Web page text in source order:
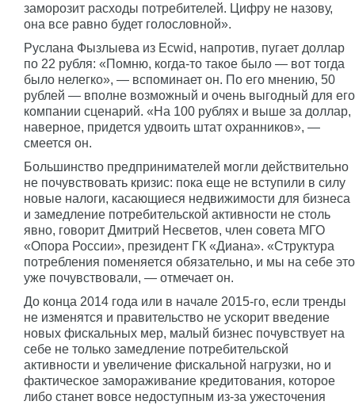
заморозит расходы потребителей. Цифру не назову,
она все равно будет голословной».
Руслана Фызлыева из Ecwid, напротив, пугает доллар
по 22 рубля: «Помню, когда-то такое было — вот тогда
было нелегко», — вспоминает он. По его мнению, 50
рублей — вполне возможный и очень выгодный для его
компании сценарий. «На 100 рублях и выше за доллар,
наверное, придется удвоить штат охранников», —
смеется он.
Большинство предпринимателей могли действительно
не почувствовать кризис: пока еще не вступили в силу
новые налоги, касающиеся недвижимости для бизнеса
и замедление потребительской активности не столь
явно, говорит Дмитрий Несветов, член совета МГО
«Опора России», президент ГК «Диана». «Структура
потребления поменяется обязательно, и мы на себе это
уже почувствовали, — отмечает он.
До конца 2014 года или в начале 2015-го, если тренды
не изменятся и правительство не ускорит введение
новых фискальных мер, малый бизнес почувствует на
себе не только замедление потребительской
активности и увеличение фискальной нагрузки, но и
фактическое замораживание кредитования, которое
либо станет вовсе недоступным из-за ужесточения